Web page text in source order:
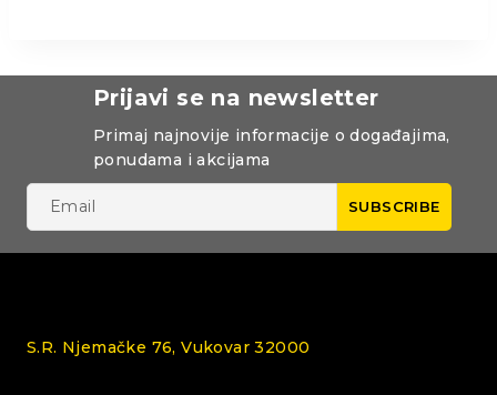
Prijavi se na newsletter
Primaj najnovije informacije o događajima,
ponudama i akcijama
S.R. Njemačke 76, Vukovar 32000